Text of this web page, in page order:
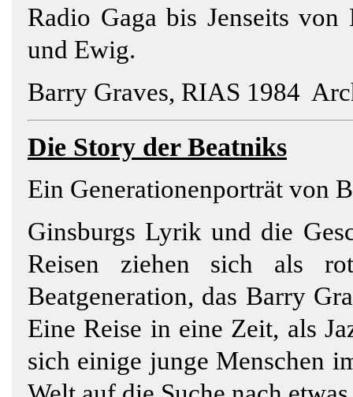
Radio Gaga bis Jenseits
und Ewig.
Barry Graves, RIAS 1984
Die Story der Beatniks
Ein Generationenporträt von
Ginsburgs Lyrik und die
Reisen ziehen sich als
Beatgeneration, das Barry
Eine Reise in eine Zeit, als
sich einige junge Menschen